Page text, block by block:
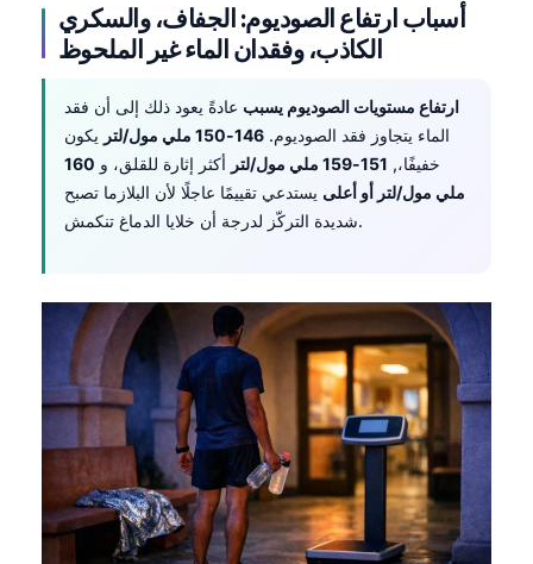
أسباب ارتفاع الصوديوم: الجفاف، والسكري
الكاذب، وفقدان الماء غير الملحوظ
ارتفاع مستويات الصوديوم يسبب عادةً يعود ذلك إلى أن فقد
الماء يتجاوز فقد الصوديوم. 146-150 ملي مول/لتر
يكون
خفيفًا،, 151-159 ملي مول/لتر أكثر إثارة للقلق، و 160
ملي مول/لتر أو أعلى يستدعي تقييمًا عاجلًا لأن البلازما تصبح
شديدة التركّز لدرجة أن خلايا الدماغ تنكمش.